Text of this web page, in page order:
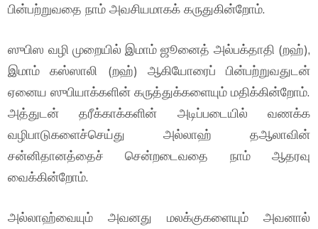
பின்பற்றுவதை நாம் அவசியமாகக் கருதுகின்றோம்.
ஸுபிஸ வழி முறையில் இமாம் ஜூனைத் அல்பக்தாதி (றஹ்),
இமாம் கஸ்ஸாலி (றஹ்) ஆகியோரைப் பின்பற்றுவதுடன்
ஏனைய ஸுபியாக்களின் கருத்துக்களையும் மதிக்கின்றோம்.
அத்துடன் தரீக்காக்களின் அடிப்படையில் வணக்க
வழிபாடுகளைச்செய்து அல்லாஹ் தஆலாவின்
சன்னிதானத்தைச் சென்றடைவதை நாம் ஆதரவு
வைக்கின்றோம்.
அல்லாஹ்வையும் அவனது மலக்குகளையும் அவனால்